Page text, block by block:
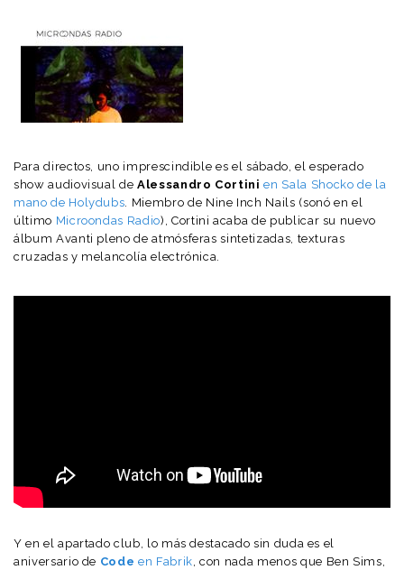
Para directos, uno imprescindible es el sábado, el esperado
show audiovisual deAlessandro Cortini en Sala Shocko de la
mano de Holydubs. Miembro de Nine Inch Nails (sonó en el
último Microondas Radio), Cortini acaba de publicar su nuevo
álbum Avanti pleno de atmósferas sintetizadas, texturas
cruzadas y melancolía electrónica.
Y en el apartado club, lo más destacado sin duda es el
aniversario de Code en Fabrik, con nada menos que Ben Sims,